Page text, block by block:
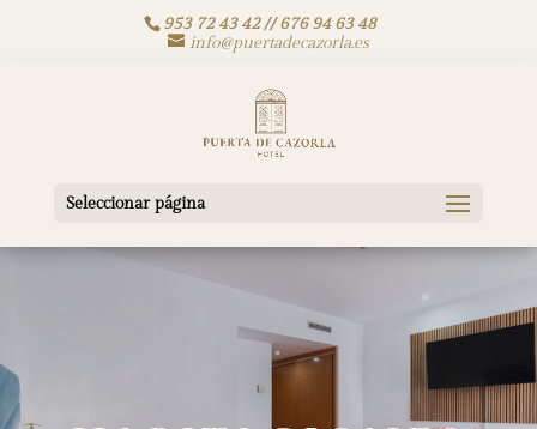
953 72 43 42 // 676 94 63 48
info@puertadecazorla.es
Seleccionar página